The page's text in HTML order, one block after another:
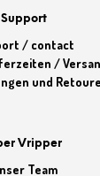
Support
/ contact
/
und
Vripper
Team